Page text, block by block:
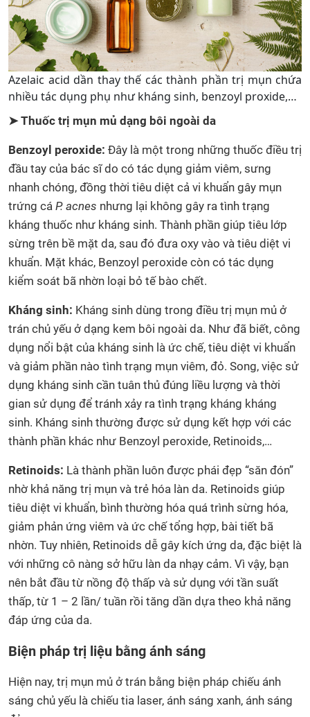
Azelaic acid dần thay thế các thành phần trị mụn chứa
nhiều tác dụng phụ như kháng sinh, benzoyl proxide,…
➤ Thuốc trị mụn mủ dạng bôi ngoài da
Benzoyl peroxide: Đây là một trong những thuốc điều trị
đầu tay của bác sĩ do có tác dụng giảm viêm, sưng
nhanh chóng, đồng thời tiêu diệt cả vi khuẩn gây mụn
trứng cá P. acnes nhưng lại không gây ra tình trạng
kháng thuốc như kháng sinh. Thành phần giúp tiêu lớp
sừng trên bề mặt da, sau đó đưa oxy vào và tiêu diệt vi
khuẩn. Mặt khác, Benzoyl peroxide còn có tác dụng
kiểm soát bã nhờn loại bỏ tế bào chết.
Kháng sinh: Kháng sinh dùng trong điều trị mụn mủ ở
trán chủ yếu ở dạng kem bôi ngoài da. Như đã biết, công
dụng nổi bật của kháng sinh là ức chế, tiêu diệt vi khuẩn
và giảm phần nào tình trạng mụn viêm, đỏ. Song, việc sử
dụng kháng sinh cần tuân thủ đúng liều lượng và thời
gian sử dụng để tránh xảy ra tình trạng kháng kháng
sinh. Kháng sinh thường được sử dụng kết hợp với các
thành phần khác như Benzoyl peroxide, Retinoids,…
Retinoids: Là thành phần luôn được phái đẹp “săn đón”
nhờ khả năng trị mụn và trẻ hóa làn da. Retinoids giúp
tiêu diệt vi khuẩn, bình thường hóa quá trình sừng hóa,
giảm phản ứng viêm và ức chế tổng hợp, bài tiết bã
nhờn. Tuy nhiên, Retinoids dễ gây kích ứng da, đặc biệt là
với những cô nàng sở hữu làn da nhạy cảm. Vì vậy, bạn
nên bắt đầu từ nồng độ thấp và sử dụng với tần suất
thấp, từ 1 – 2 lần/ tuần rồi tăng dần dựa theo khả năng
đáp ứng của da.
Biện pháp trị liệu bằng ánh sáng
Hiện nay, trị mụn mủ ở trán bằng biện pháp chiếu ánh
sáng chủ yếu là chiếu tia laser, ánh sáng xanh, ánh sáng